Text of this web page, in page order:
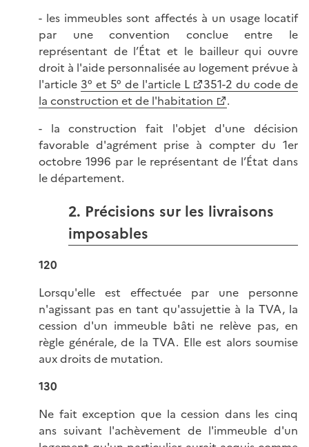
- les immeubles sont affectés à un usage locatif
par une convention conclue entre le
représentant de l’État et le bailleur qui ouvre
droit à l'aide personnalisée au logement prévue à
l'article 3° et 5° de l'article L
351-2 du code de
la construction et de l'habitation
.
- la construction fait l'objet d'une décision
favorable d'agrément prise à compter du 1er
octobre 1996 par le représentant de l’État dans
le département.
2. Précisions sur les livraisons
imposables
120
Lorsqu'elle est effectuée par une personne
n'agissant pas en tant qu'assujettie à la TVA, la
cession d'un immeuble bâti ne relève pas, en
règle générale, de la TVA. Elle est alors soumise
aux droits de mutation.
130
Ne fait exception que la cession dans les cinq
ans suivant l'achèvement de l'immeuble d'un